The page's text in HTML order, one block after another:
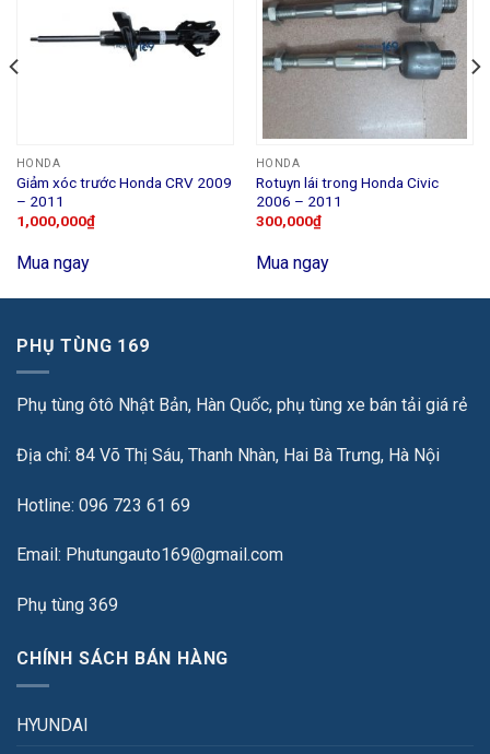
HONDA
Giảm xóc trước Honda CRV 2009
– 2011
1,000,000₫
Mua ngay
HONDA
Rotuyn lái trong Honda Civic
2006 – 2011
300,000₫
Mua ngay
PHỤ TÙNG 169
Phụ tùng ôtô Nhật Bản, Hàn Quốc, phụ tùng xe bán tải giá rẻ
Địa chỉ: 84 Võ Thị Sáu, Thanh Nhàn, Hai Bà Trưng, Hà Nội
Hotline: 096 723 61 69
Email: Phutungauto169@gmail.com
Phụ tùng 369
CHÍNH SÁCH BÁN HÀNG
HYUNDAI